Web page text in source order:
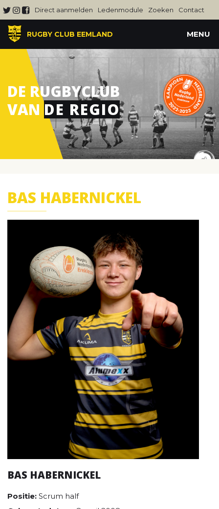
Direct aanmelden Ledenmodule Zoeken Contact
RUGBY CLUB EEMLAND MENU
DE RUGBYCLUB
VAN DE REGIO
BAS HABERNICKEL
BAS HABERNICKEL
Positie: Scrum half